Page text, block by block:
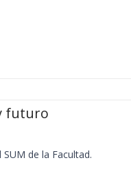
futuro
de la Facultad.